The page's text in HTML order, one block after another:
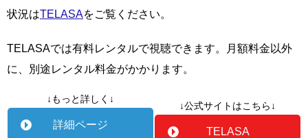
状況はTELASAをご覧ください。
TELASAでは有料レンタルで視聴できます。月額料金以外
に、別途レンタル料金がかかります。
↓もっと詳しく↓
詳細ページ
↓公式サイトはこちら↓
TELASA